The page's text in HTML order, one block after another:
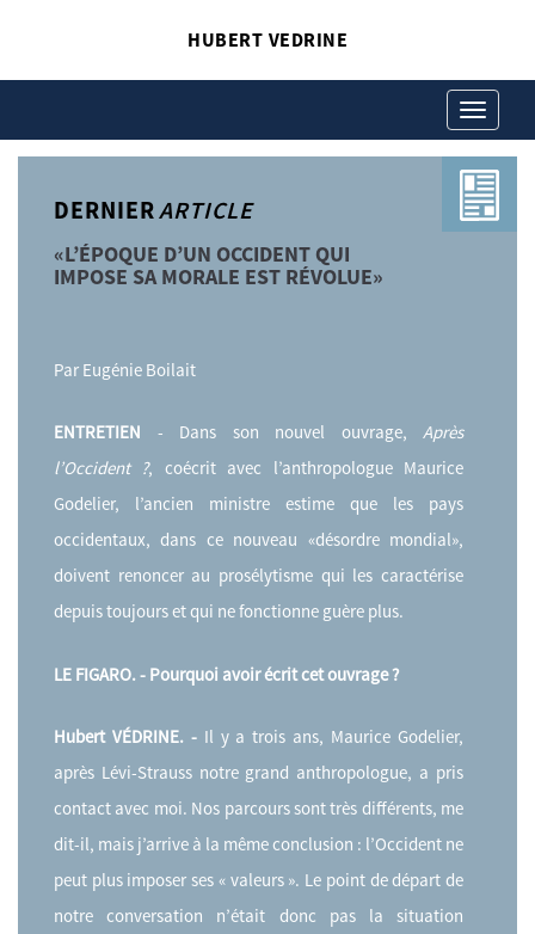
HUBERT VEDRINE
Toggle
navigation
DERNIERARTICLE
«L’ÉPOQUE D’UN OCCIDENT QUI
IMPOSE SA MORALE EST RÉVOLUE»
Par Eugénie Boilait
ENTRETIEN - Dans son nouvel ouvrage, Après
l’Occident ?, coécrit avec l’anthropologue Maurice
Godelier, l’ancien ministre estime que les pays
occidentaux, dans ce nouveau «désordre mondial»,
doivent renoncer au prosélytisme qui les caractérise
depuis toujours et qui ne fonctionne guère plus.
LE FIGARO. - Pourquoi avoir écrit cet ouvrage ?
Hubert VÉDRINE. -Il y a trois ans, Maurice Godelier,
après Lévi-Strauss notre grand anthropologue, a pris
contact avec moi. Nos parcours sont très différents, me
dit-il, mais j’arrive à la même conclusion : l’Occident ne
peut plus imposer ses « valeurs ». Le point de départ de
notre conversation n’était donc pas la situation